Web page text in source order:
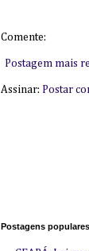
Comente:
Postagem mais
Assinar: Postar
Postagens populares